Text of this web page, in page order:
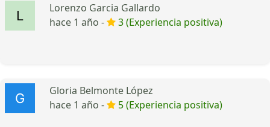
Lorenzo Garcia Gallardo
hace 1 año -
3 (Experiencia positiva)
Gloria Belmonte López
hace 1 año -
5 (Experiencia positiva)